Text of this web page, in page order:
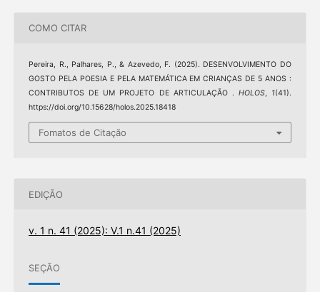
COMO CITAR
Pereira, R., Palhares, P., & Azevedo, F. (2025). DESENVOLVIMENTO DO
GOSTO PELA POESIA E PELA MATEMÁTICA EM CRIANÇAS DE 5 ANOS :
CONTRIBUTOS DE UM PROJETO DE ARTICULAÇÃO . HOLOS, 1(41).
https://doi.org/10.15628/holos.2025.18418
Fomatos de Citação
EDIÇÃO
v. 1 n. 41 (2025): V.1 n.41 (2025)
SEÇÃO